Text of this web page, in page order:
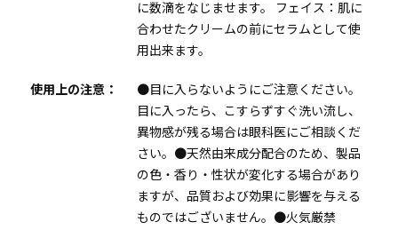
に数滴をなじませます。 フェイス：肌に
合わせたクリームの前にセラムとして使
用出来ます。
使用上の注意：
●目に入らないようにご注意ください。
目に入ったら、こすらずすぐ洗い流し、
異物感が残る場合は眼科医にご相談くだ
さい。●天然由来成分配合のため、製品
の色・香り・性状が変化する場合があり
ますが、品質および効果に影響を与える
ものではございません。●火気厳禁